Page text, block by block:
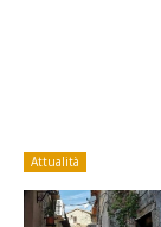
Attualità